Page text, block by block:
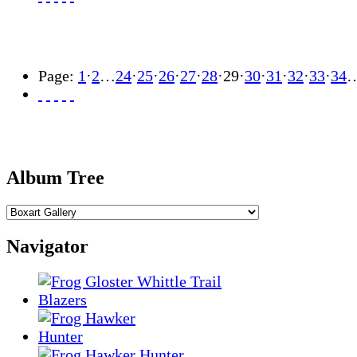
Page: 1 ·2…24·25·26·27·28·29·30·31 ·32·33·34
Album Tree
Navigator